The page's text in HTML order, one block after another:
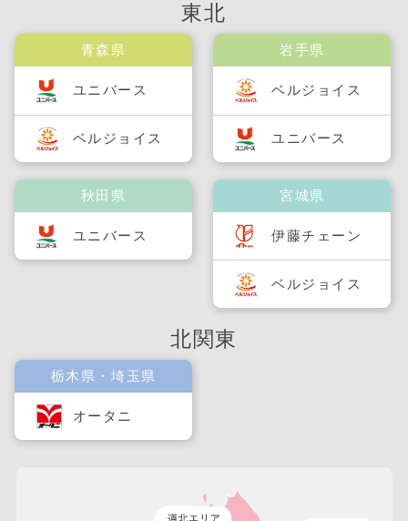
東北
青森県
ユニバース
ベルジョイス
秋田県
ユニバース
岩手県
ベルジョイス
ユニバース
宮城県
伊藤チェーン
ベルジョイス
北関東
栃木県・埼玉県
オータニ